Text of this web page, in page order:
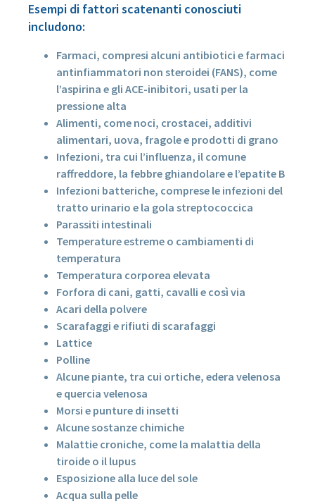
Esempi di fattori scatenanti conosciuti
includono:
Farmaci, compresi alcuni antibiotici e farmaci
antinfiammatori non steroidei (FANS), come
l’aspirina e gli ACE-inibitori, usati per la
pressione alta
Alimenti, come noci, crostacei, additivi
alimentari, uova, fragole e prodotti di grano
Infezioni, tra cui l’influenza, il comune
raffreddore, la febbre ghiandolare e l’epatite B
Infezioni batteriche, comprese le infezioni del
tratto urinario e la gola streptococcica
Parassiti intestinali
Temperature estreme o cambiamenti di
temperatura
Temperatura corporea elevata
Forfora di cani, gatti, cavalli e così via
Acari della polvere
Scarafaggi e rifiuti di scarafaggi
Lattice
Polline
Alcune piante, tra cui ortiche, edera velenosa
e quercia velenosa
Morsi e punture di insetti
Alcune sostanze chimiche
Malattie croniche, come la malattia della
tiroide o il lupus
Esposizione alla luce del sole
Acqua sulla pelle